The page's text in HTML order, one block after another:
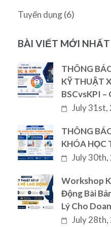
Tuyển dụng(6)
BÀI VIẾT MỚI NHẤT
THÔNG
KỸ THUẬT
BSCvsKPI –
July 31st,
THÔNG
KHÓA HỌC
July 30th,
Workshop
Động Bài
Lý Cho
July 28th,